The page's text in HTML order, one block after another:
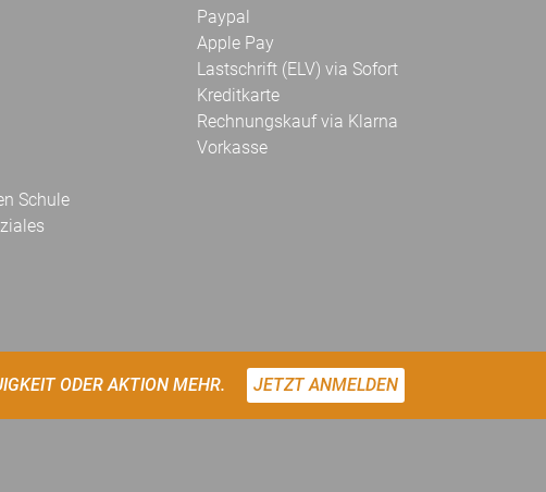
Schule
Paypal
Apple Pay
Lastschrift (ELV) via Sofort
Kreditkarte
Rechnungskauf via Klarna
Vorkasse
ODER AKTION MEHR. JETZT ANMELDEN